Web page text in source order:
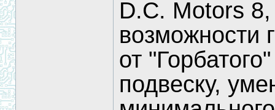
D.C. Motors
возможности
от
подвеску,